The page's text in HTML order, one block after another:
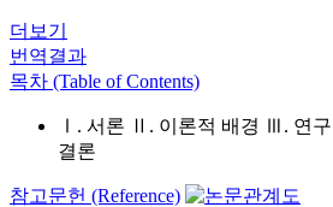
더보기
번역결과
목차 (Table of Contents)
Ⅰ. 서론 Ⅱ. 이론적 배경 Ⅲ. 연
결론
참고문헌 (Reference)